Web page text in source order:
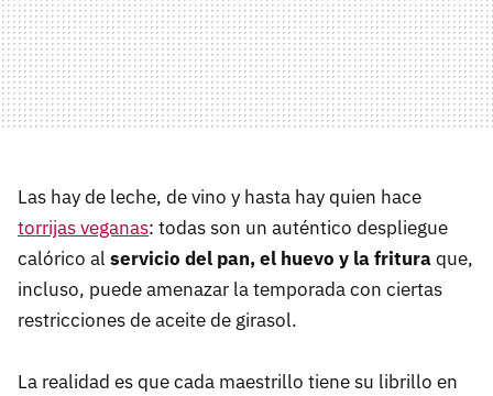
Las hay de leche, de vino y hasta hay quien hace
torrijas veganas: todas son un auténtico despliegue
calórico al servicio del pan, el huevo y la frituraque,
incluso, puede amenazar la temporada con ciertas
restricciones de aceite de girasol.
La realidad es que cada maestrillo tiene su librillo en